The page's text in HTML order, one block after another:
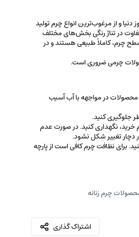
و از مرغوب‌ترین انواع چرم تولید
تفاوت در تناژ رنگی بخش‌های مختلف
چرم، کاملاً طبیعی هستند و در
چرمی ضروری است.
محصولات در مواجهه با آب آسیب
جلوگیری کنید.
خرید، ‌نگهداری کنید. در صورت عدم
دچار تغییر شکل نشود.
برای نظافت چرم کافی است از پارچه‌
چرم زنانه
اشتراک گذاری